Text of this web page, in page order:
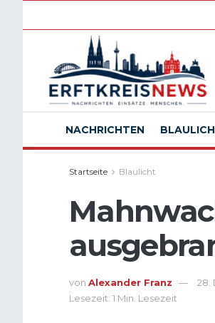
NACHRICHTEN
Startseite Blaulicht
von Alexander Franz 28.
Lesezeit: 1 Min. Lesezeit